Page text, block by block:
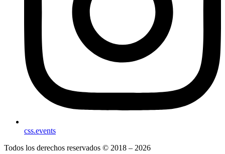
css.events
Todos los derechos reservados © 2018 – 2026